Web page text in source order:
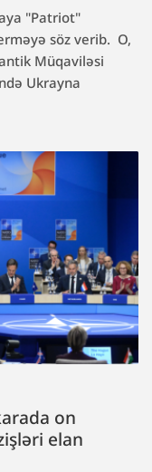
"Patriot"
söz verib. O,
Müqaviləsi
Ukrayna
on
elan